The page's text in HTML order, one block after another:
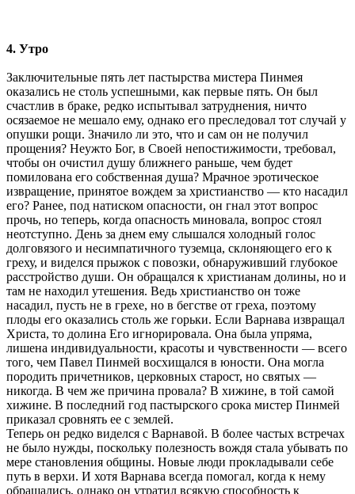
4. Утро
Заключительные пять лет пастырства мистера Пинмея
оказались не столь успешными, как первые пять. Он был
счастлив в браке, редко испытывал затруднения, ничто
осязаемое не мешало ему, однако его преследовал тот случай у
опушки рощи. Значило ли это, что и сам он не получил
прощения? Неужто Бог, в Своей непостижимости, требовал,
чтобы он очистил душу ближнего раньше, чем будет
помилована его собственная душа? Мрачное эротическое
извращение, принятое вождем за христианство — кто насадил
его? Ранее, под натиском опасности, он гнал этот вопрос
прочь, но теперь, когда опасность миновала, вопрос стоял
неотступно. День за днем ему слышался холодный голос
долговязого и несимпатичного туземца, склоняющего его к
греху, и виделся прыжок с повозки, обнаруживший глубокое
расстройство души. Он обращался к христианам долины, но и
там не находил утешения. Ведь христианство он тоже
насадил, пусть не в грехе, но в бегстве от греха, поэтому
плоды его оказались столь же горьки. Если Варнава извращал
Христа, то долина Его игнорировала. Она была упряма,
лишена индивидуальности, красоты и чувственности — всего
того, чем Павел Пинмей восхищался в юности. Она могла
породить причетников, церковных старост, но святых —
никогда. В чем же причина провала? В хижине, в той самой
хижине. В последний год пастырского срока мистер Пинмей
приказал сровнять ее с землей.
Теперь он редко виделся с Варнавой. В более частых встречах
не было нужды, поскольку полезность вождя стала убывать по
мере становления общины. Новые люди прокладывали себе
путь в верхи. И хотя Варнава всегда помогал, когда к нему
обращались, однако он утратил всякую способность к